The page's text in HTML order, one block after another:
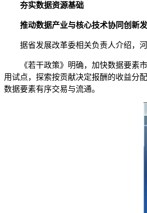
夯实数据资源基础
推动数据产业与核心技术协同创新
据省发展改革委相关负责人介绍，
《若干政策》明确，加快数据要素
用试点，探索按贡献决定报酬的收益分
数据要素有序交易与流通。